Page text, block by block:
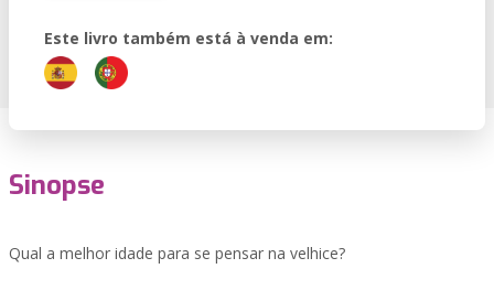
Este livro também está à venda em:
Sinopse
Qual a melhor idade para se pensar na velhice?